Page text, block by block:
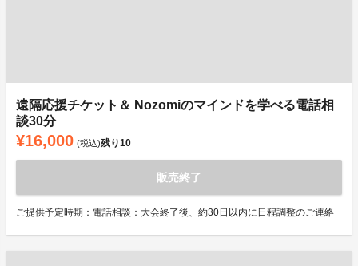
遠隔応援チケット＆ Nozomiのマインドを学べる電話相
談30分
¥16,000 (税込)残り10
販売終了
ご提供予定時期：電話相談：大会終了後、約30日以内に日程調整のご連絡